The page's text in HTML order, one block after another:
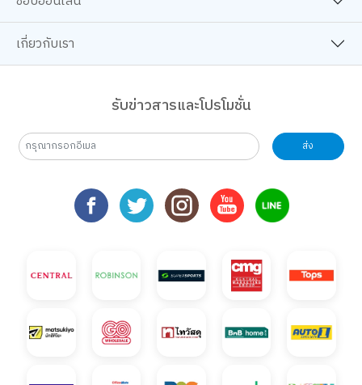
เกี่ยวกับเรา
รับข่าวสารและโปรโมชั่น
ส่ง